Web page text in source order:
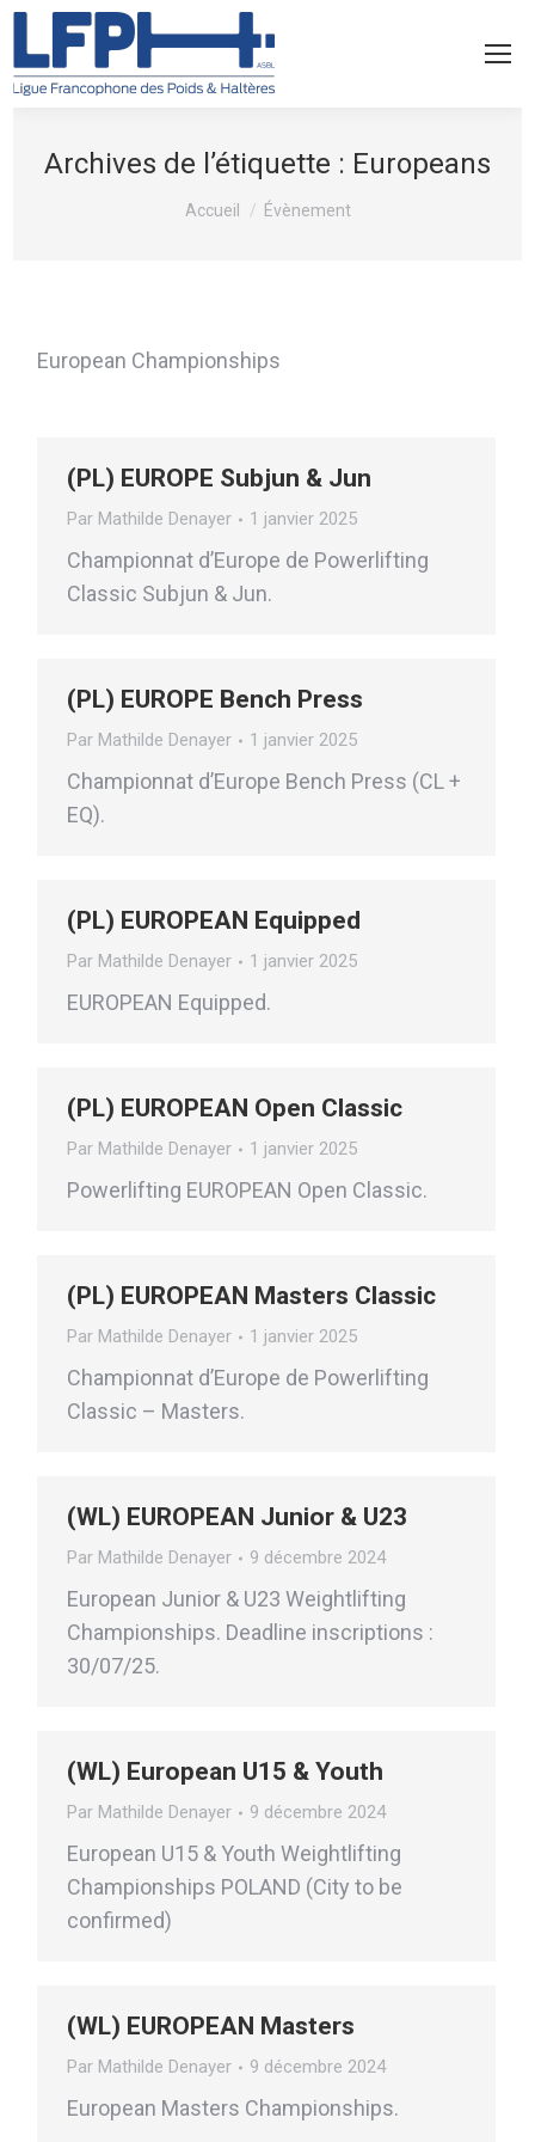
Archives de l’étiquette : Europeans
Vous êtes ici :
Accueil Évènement
European Championships
(PL) EUROPE Subjun & Jun
Par Mathilde Denayer 1 janvier 2025
Championnat d’Europe de Powerlifting
Classic Subjun & Jun.
(PL) EUROPE Bench Press
Par Mathilde Denayer 1 janvier 2025
Championnat d’Europe Bench Press (CL +
EQ).
(PL) EUROPEAN Equipped
Par Mathilde Denayer 1 janvier 2025
EUROPEAN Equipped.
(PL) EUROPEAN Open Classic
Par Mathilde Denayer 1 janvier 2025
Powerlifting EUROPEAN Open Classic.
(PL) EUROPEAN Masters Classic
Par Mathilde Denayer 1 janvier 2025
Championnat d’Europe de Powerlifting
Classic – Masters.
(WL) EUROPEAN Junior & U23
Par Mathilde Denayer 9 décembre 2024
European Junior & U23 Weightlifting
Championships. Deadline inscriptions :
30/07/25.
(WL) European U15 & Youth
Par Mathilde Denayer 9 décembre 2024
European U15 & Youth Weightlifting
Championships POLAND (City to be
confirmed)
(WL) EUROPEAN Masters
Par Mathilde Denayer 9 décembre 2024
European Masters Championships.